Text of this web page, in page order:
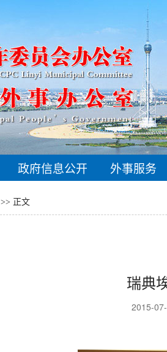
政府信息公开 外事服务
>> 正文
瑞典
2015-